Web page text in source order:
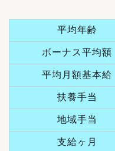
平均年齢
ボーナス平均額
平均月額基本給
扶養手当
地域手当
支給ヶ月